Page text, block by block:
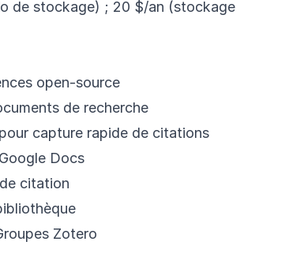
de stockage) ; 20 $/an (stockage
open-source
de recherche
capture rapide de citations
Docs
citation
Zotero